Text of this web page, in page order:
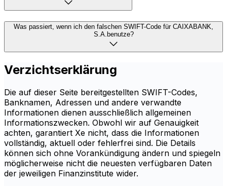
Was passiert, wenn ich den falschen SWIFT-Code für CAIXABANK,
S.A.benutze?
Verzichtserklärung
Die auf dieser Seite bereitgestellten SWIFT-Codes,
Banknamen, Adressen und andere verwandte
Informationen dienen ausschließlich allgemeinen
Informationszwecken. Obwohl wir auf Genauigkeit
achten, garantiert Xe nicht, dass die Informationen
vollständig, aktuell oder fehlerfrei sind. Die Details
können sich ohne Vorankündigung ändern und spiegeln
möglicherweise nicht die neuesten verfügbaren Daten
der jeweiligen Finanzinstitute wider.